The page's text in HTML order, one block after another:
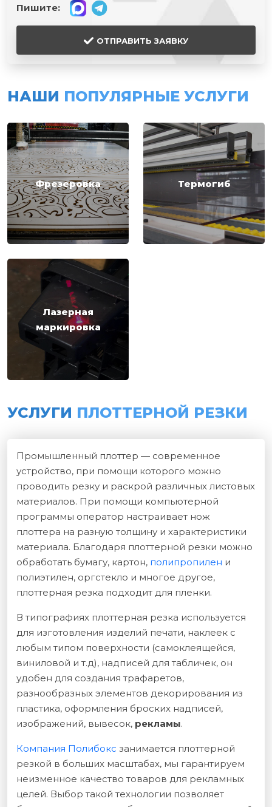
Пишите:
ОТПРАВИТЬ ЗАЯВКУ
НАШИ ПОПУЛЯРНЫЕ УСЛУГИ
Фрезеровка Термогиб
Лазерная
маркировка
УСЛУГИ ПЛОТТЕРНОЙ РЕЗКИ
Промышленный плоттер — современное
устройство, при помощи которого можно
проводить резку и раскрой различных листовых
материалов. При помощи компьютерной
программы оператор настраивает нож
плоттера на разную толщину и характеристики
материала. Благодаря плоттерной резки можно
обработать бумагу, картон, полипропилен и
полиэтилен, оргстекло и многое другое,
плоттерная резка подходит для пленки.
В типографиях плоттерная резка используется
для изготовления изделий печати, наклеек с
любым типом поверхности (самоклеящейся,
виниловой и т.д), надписей для табличек, он
удобен для создания трафаретов,
разнообразных элементов декорирования из
пластика, оформления броских надписей,
изображений, вывесок, рекламы.
Компания Полибокс занимается плоттерной
резкой в больших масштабах, мы гарантируем
неизменное качество товаров для рекламных
целей. Выбор такой технологии позволяет